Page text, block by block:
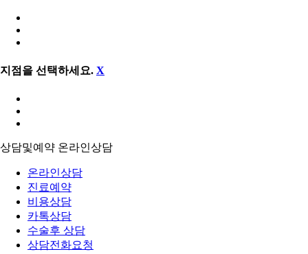
지점을 선택하세요. X
상담및예약 온라인상담
온라인상담
진료예약
비용상담
카톡상담
수술후 상담
상담전화요청